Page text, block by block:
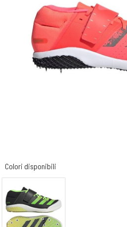
Colori disponibili